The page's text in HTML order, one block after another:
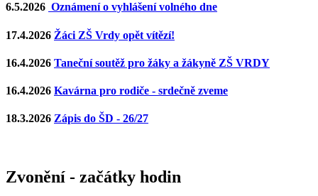
6.5.2026 Oznámení o vyhlášení volného dne
17.4.2026 Žáci ZŠ Vrdy opět vítězí!
16.4.2026 Taneční soutěž pro žáky a žákyně ZŠ VRDY
16.4.2026 Kavárna pro rodiče - srdečně zveme
18.3.2026 Zápis do ŠD - 26/27
Zvonění - začátky hodin